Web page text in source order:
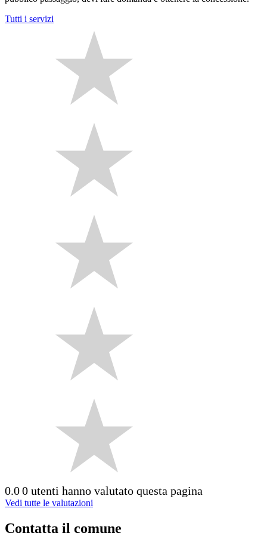
Tutti i servizi
0.00 utenti hanno valutato questa pagina
Vedi tutte le valutazioni
Contatta il comune